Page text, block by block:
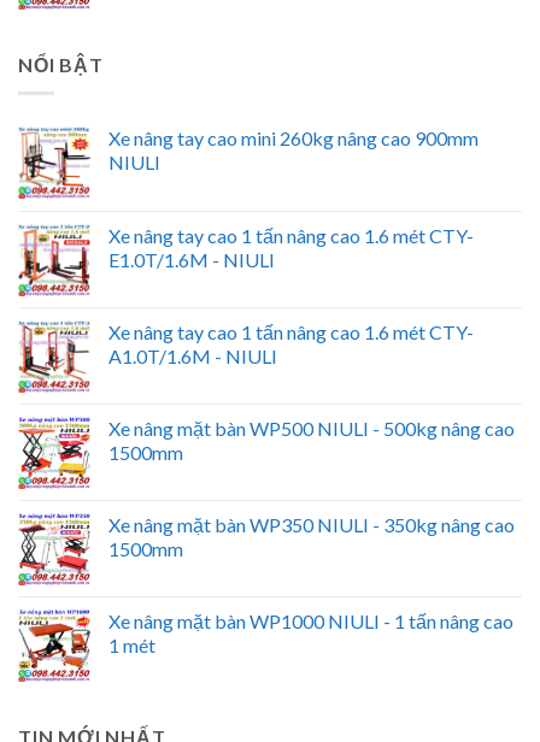
NỔI BẬT
Xe nâng tay cao mini 260kg nâng cao 900mm
NIULI
Xe nâng tay cao 1 tấn nâng cao 1.6 mét CTY-
E1.0T/1.6M - NIULI
Xe nâng tay cao 1 tấn nâng cao 1.6 mét CTY-
A1.0T/1.6M - NIULI
Xe nâng mặt bàn WP500 NIULI - 500kg nâng cao
1500mm
Xe nâng mặt bàn WP350 NIULI - 350kg nâng cao
1500mm
Xe nâng mặt bàn WP1000 NIULI - 1 tấn nâng cao
1 mét
TIN MỚI NHẤT